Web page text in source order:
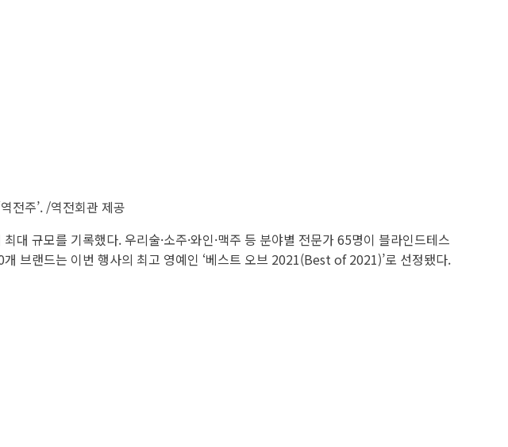
전주’. /역전회관 제공
규모를 기록했다. 우리술·소주·와인·맥주 등 분야별 전문가 65명이 블라인드테스
브랜드는 이번 행사의 최고 영예인 ‘베스트 오브 2021(Best of 2021)’로 선정됐다.